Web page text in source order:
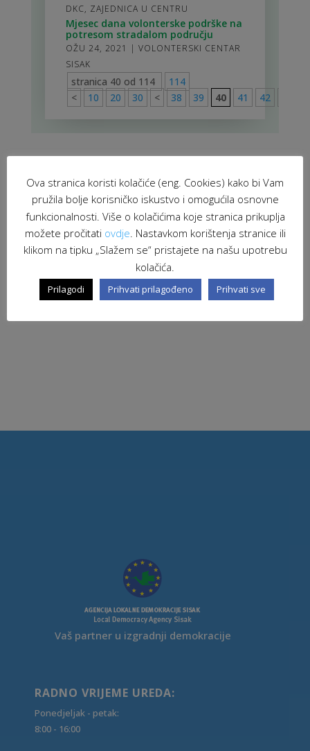
DKC, ZAJEDNICA U CENTRU
Mjesec dana volonterske podrške na
potresom stradalom području
OŽU 24, 2021 | VOLONTERSKI CENTAR
SISAK
stranica 40 od 114
114
<
10 20 30 < 38 39 40 41 42
Vaš partner u izgradnji demokracije
RADNO VRIJEME UREDA:
Ponedjeljak - petak:
8:00 - 16:00
Ova stranica koristi kolačiće (eng. Cookies) kako bi Vam
pružila bolje korisničko iskustvo i omogućila osnovne
funkcionalnosti. Više o kolačićima koje stranica prikuplja
možete pročitati ovdje. Nastavkom korištenja stranice ili
klikom na tipku „Slažem se“ pristajete na našu upotrebu
kolačića.
Prilagodi Prihvati prilagođeno Prihvati sve